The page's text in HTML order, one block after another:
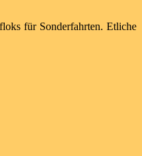
für Sonderfahrten. Etliche